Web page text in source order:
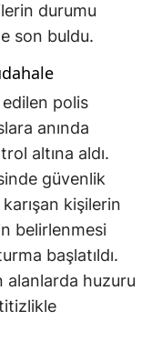
durumu
son buldu.
polis
anında
altına aldı.
güvenlik
kişilerin
belirlenmesi
başlatıldı.
alanlarda huzuru